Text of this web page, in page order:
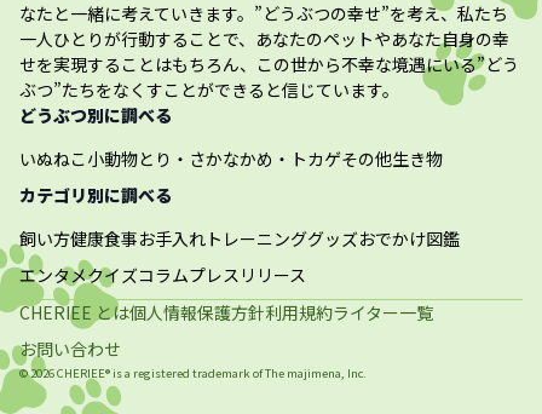
なたと一緒に考えていきます。”どうぶつの幸せ”を考え、私たち
一人ひとりが行動することで、あなたのペットやあなた自身の幸
せを実現することはもちろん、この世から不幸な境遇にいる”どう
ぶつ”たちをなくすことができると信じています。
どうぶつ別に調べる
いぬねこ小動物とり・さかなかめ・トカゲその他生き物
カテゴリ別に調べる
飼い方健康食事お手入れ トレーニンググッズおでかけ図鑑
エンタメクイズコラムプレスリリース
CHERIEE とは個人情報保護方針利用規約ライター一覧
お問い合わせ
©2026CHERIEE® is a registered trademark of The majimena, Inc.